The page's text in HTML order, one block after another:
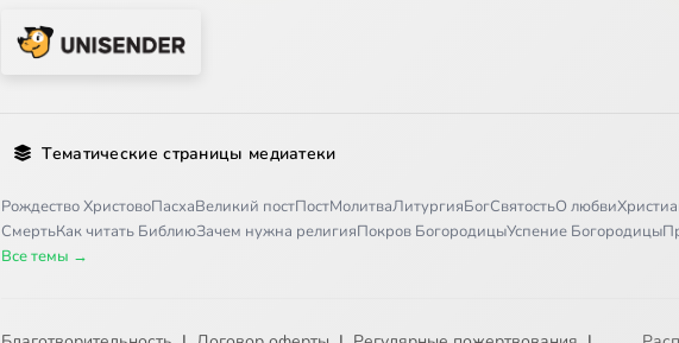
Тематические страницы медиатеки
Рождество ХристовоПасхаВеликий постПостМолитваЛитургияБогСвятостьО любви
СмертьКак читать БиблиюЗачем нужна религияПокров БогородицыУспение Богородицы
Все темы →